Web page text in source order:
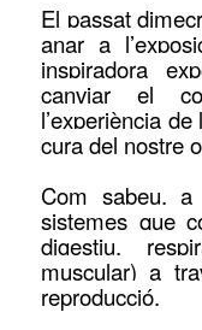
El passat
anar a
inspiradora
canviar el
l’experiència
cura del nostre
Com sabeu, a
sistemes que
digestiu,
muscular) a
reproducció.